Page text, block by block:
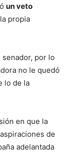
un veto
propia
por lo
no le quedó
lo de la
en que la
de
adelantada